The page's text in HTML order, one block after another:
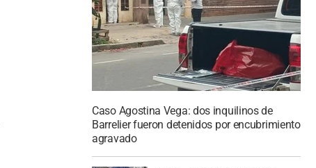
Caso Agostina Vega: dos inquilinos de
Barrelier fueron detenidos por encubrimiento
agravado